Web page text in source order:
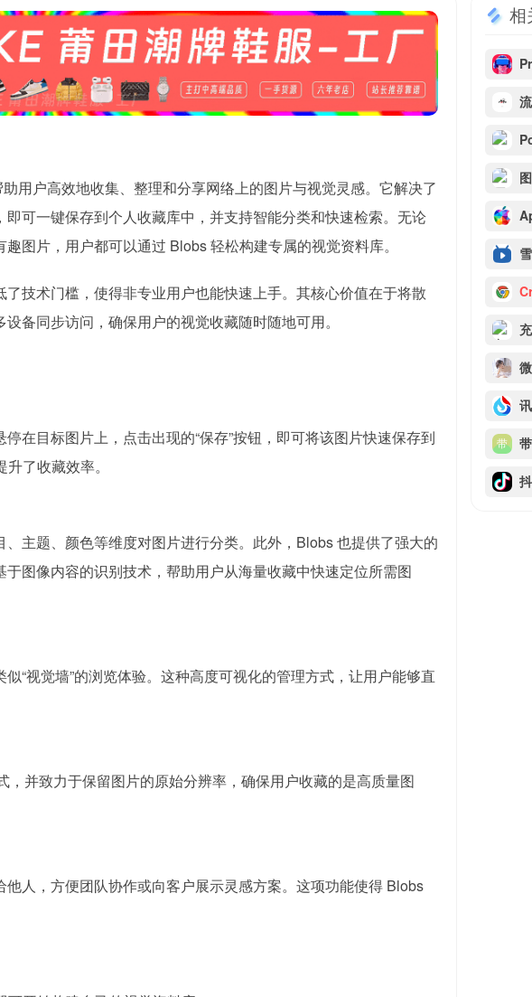
用户高效地收集、整理和分享网络上的图片与视觉灵感。它解决了
可一键保存到个人收藏库中，并支持智能分类和快速检索。无论
图片，用户都可以通过 Blobs 轻松构建专属的视觉资料库。
技术门槛，使得非专业用户也能快速上手。其核心价值在于将散
备同步访问，确保用户的视觉收藏随时随地可用。
在目标图片上，点击出现的“保存”按钮，即可将该图片快速保存到
了收藏效率。
主题、颜色等维度对图片进行分类。此外，Blobs 也提供了强大的
图像内容的识别技术，帮助用户从海量收藏中快速定位所需图
“视觉墙”的浏览体验。这种高度可视化的管理方式，让用户能够直
并致力于保留图片的原始分辨率，确保用户收藏的是高质量图
人，方便团队协作或向客户展示灵感方案。这项功能使得 Blobs
相